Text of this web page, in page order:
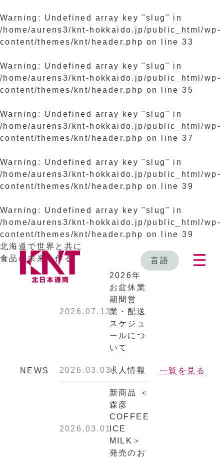
Warning : Undefined array key "slug" in
/home/aurens3/knt-hokkaido.jp/public_html/wp-
content/themes/knt/header.php on line33
Warning : Undefined array key "slug" in
/home/aurens3/knt-hokkaido.jp/public_html/wp-
content/themes/knt/header.php on line35
Warning : Undefined array key "slug" in
/home/aurens3/knt-hokkaido.jp/public_html/wp-
content/themes/knt/header.php on line37
Warning : Undefined array key "slug" in
/home/aurens3/knt-hokkaido.jp/public_html/wp-
content/themes/knt/header.php on line39
Warning : Undefined array key "slug" in
/home/aurens3/knt-hokkaido.jp/public_html/wp-
content/themes/knt/header.php on line39
言語
北海道で世界と共に
食品の未来を作る
NEWS
2026.07.13
2026年
お盆休業
期間営
業・配送
スケジュ
ールにつ
いて
2026.03.03求人情報
2026.03.01
新商品 ＜
森彦
COFFEE
ICE
MILK＞
発売のお
一覧を見る